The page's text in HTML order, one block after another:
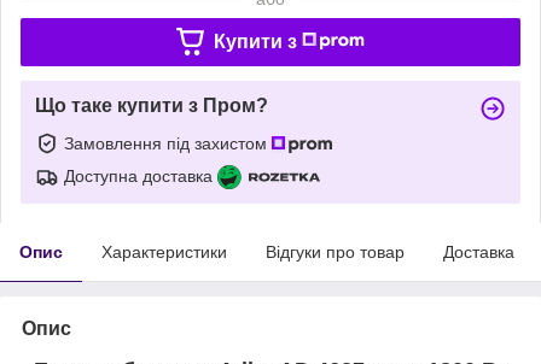
Купити з
Що таке купити з Пром?
Замовлення під захистом
Доступна доставка
Опис Характеристики Відгуки про товар Доставка
Опис